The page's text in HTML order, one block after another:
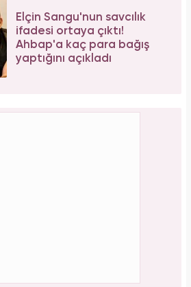
Elçin Sangu'nun savcılık
ifadesi ortaya çıktı!
Ahbap'a kaç para bağış
yaptığını açıkladı